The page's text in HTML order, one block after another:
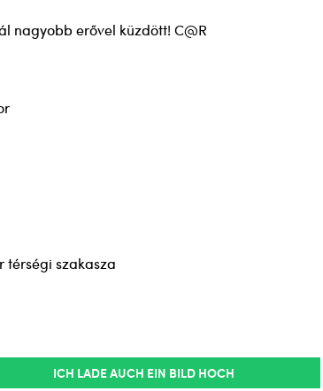
nagyobb erővel küzdött! C@R
térségi szakasza
ICH LADE AUCH EIN BILD HOCH